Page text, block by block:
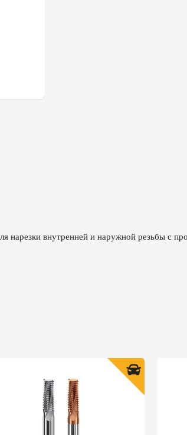
нарезки внутренней и наружной резьбы с